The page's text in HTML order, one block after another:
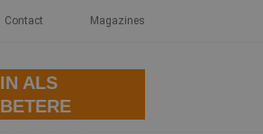
Contact Magazines
IN ALS
BETERE